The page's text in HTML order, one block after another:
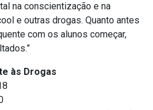
na conscientização e na
e outras drogas. Quanto antes
com os alunos começar,
às Drogas